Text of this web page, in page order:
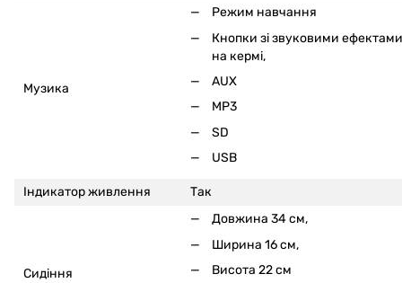
Музика
Режим навчання
Кнопки зі звуковими ефектами
на кермі,
AUX
MP3
SD
USB
Індикатор живлення Так
Сидіння
Довжина 34 см,
Ширина 16 см,
Висота 22 см